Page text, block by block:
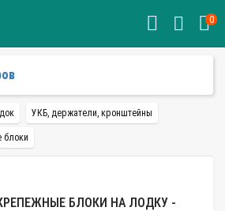
0
УКБ, держатели, кронштейны
блоки
БЛОКИ НА ЛОДКУ -